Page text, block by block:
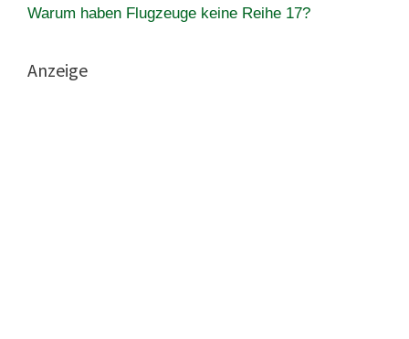
Warum haben Flugzeuge keine Reihe 17?
Anzeige